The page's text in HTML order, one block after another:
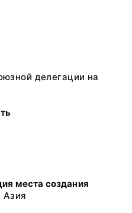
делегации на
места создания
Азия